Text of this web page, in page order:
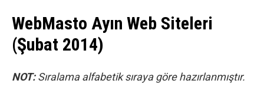
WebMasto Ayın Web Siteleri
(Şubat 2014)
NOT:Sıralama alfabetik sıraya göre hazırlanmıştır.